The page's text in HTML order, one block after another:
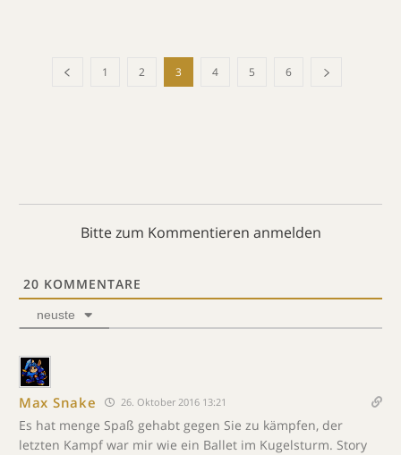
1 2 3 4 5 6
Bitte zum Kommentieren anmelden
20 KOMMENTARE
neuste
Max Snake 26. Oktober 2016 13:21
Es hat menge Spaß gehabt gegen Sie zu kämpfen, der
letzten Kampf war mir wie ein Ballet im Kugelsturm. Story